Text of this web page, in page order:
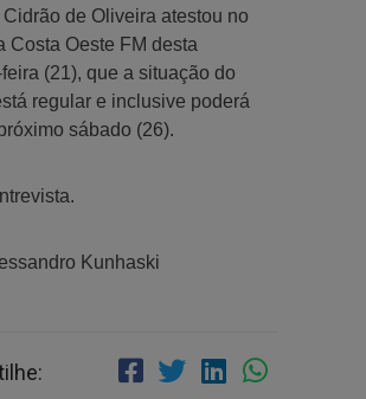
de Oliveira atestou no
Costa Oeste FM desta
(21), que a situação do
regular e inclusive poderá
sábado (26).
Kunhaski